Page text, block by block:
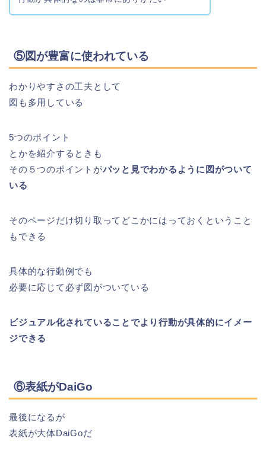
⑤図が豊富に使われている
わかりやすさの工夫として
図も多用している
5つのポイント
とかを紹介するときも
その５つのポイントがパッと見でわかるように図がついて
いる
そのページだけ切り取ってどこかにはっておくということ
もできる
具体的な行動例でも
必要に応じて必ず図がついている
ビジュアル化されていることでより行動が具体的にイメー
ジできる
⑥表紙がDaiGo
最後になるが
表紙が大体DaiGoだ